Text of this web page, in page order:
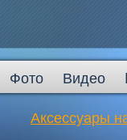
Фото Видео
Аксессуары